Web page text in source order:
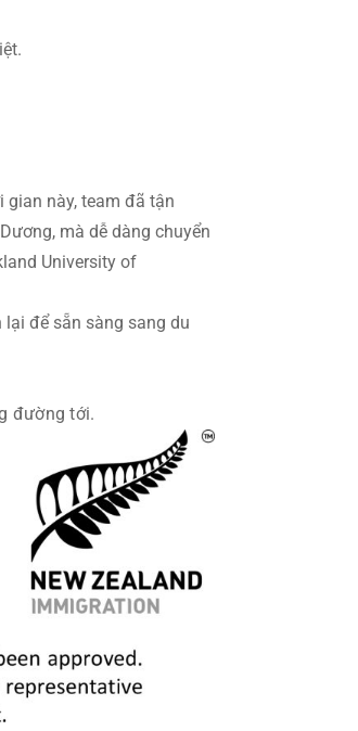
này, team đã tận
mà dễ dàng chuyển
University of
để sẵn sàng sang du
đường tới.